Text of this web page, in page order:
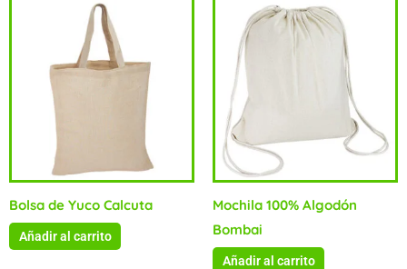
Bolsa de Yuco Calcuta
Añadir al carrito
Mochila 100% Algodón
Bombai
Añadir al carrito